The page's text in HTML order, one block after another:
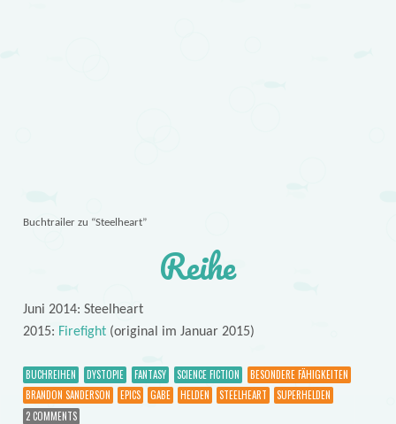
Buchtrailer zu “Steelheart”
Reihe
Juni 2014: Steelheart
2015: Firefight(original im Januar 2015)
BUCHREIHEN DYSTOPIE FANTASY SCIENCE FICTION
BESONDERE FÄHIGKEITEN
BRANDON SANDERSON
EPICS GABE HELDEN STEELHEART
SUPERHELDEN
2 COMMENTS